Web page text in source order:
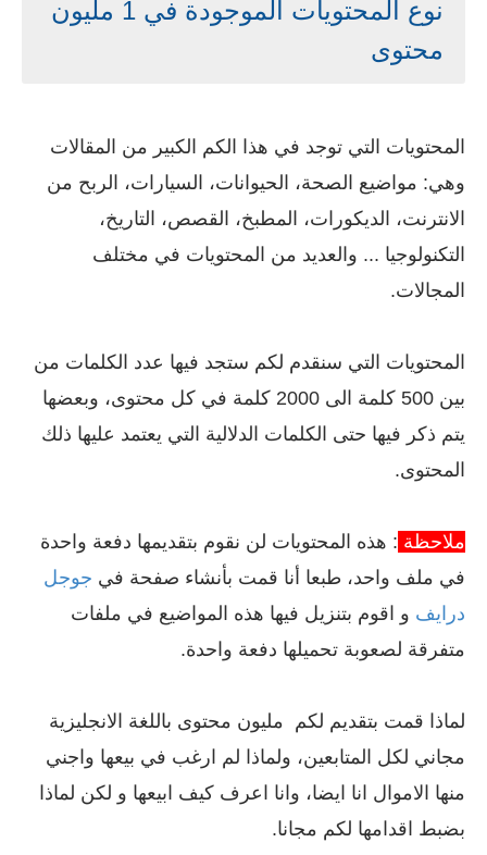
نوع المحتويات الموجودة في 1 مليون
محتوى
المحتويات التي توجد في هذا الكم الكبير من المقالات
وهي: مواضيع الصحة، الحيوانات، السيارات، الربح من
الانترنت، الديكورات، المطبخ، القصص، التاريخ،
التكنولوجيا ... والعديد من المحتويات في مختلف
المجالات.
المحتويات التي سنقدم لكم ستجد فيها عدد الكلمات من
بين 500 كلمة الى 2000 كلمة في كل محتوى، وبعضها
يتم ذكر فيها حتى الكلمات الدلالية التي يعتمد عليها ذلك
المحتوى.
ملاحظة : هذه المحتويات لن نقوم بتقديمها دفعة واحدة
في ملف واحد، طبعا أنا قمت بأنشاء صفحة في جوجل
درايف و اقوم بتنزيل فيها هذه المواضيع في ملفات
متفرقة لصعوبة تحميلها دفعة واحدة.
لماذا قمت بتقديم لكم مليون محتوى باللغة الانجليزية
مجاني لكل المتابعين، ولماذا لم ارغب في بيعها واجني
منها الاموال انا ايضا، وانا اعرف كيف ابيعها و لكن لماذا
بضبط اقدامها لكم مجانا.